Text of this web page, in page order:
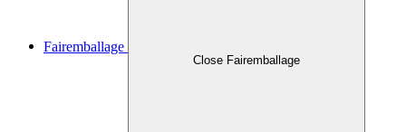
Fairemballage
Close Fairemballage